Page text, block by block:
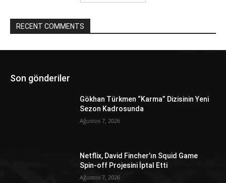
RECENT COMMENTS
Son gönderiler
Gökhan Türkmen “Karma” Dizisinin Yeni
Sezon Kadrosunda
Ağustos 7, 2026
Netflix, David Fincher’ın Squid Game
Spin-off Projesini İptal Etti
Ağustos 7, 2026